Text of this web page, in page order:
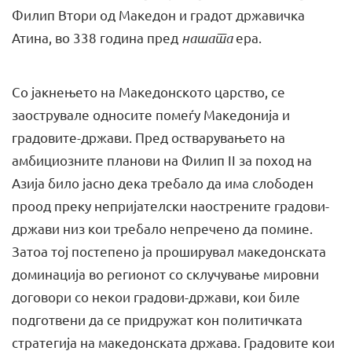
Филип Втори од Македон и градот државичка
Атина, во 338 година пред нашатаера.
Со јакнењето на Македонското царство, се
заострувале односите помеѓу Македонија и
градовите-држави. Пред остварувањето на
амбициозните планови на Филип II за поход на
Азија било јасно дека требало да има слободен
проод преку непријателски наострените градови-
држави низ кои требало непречено да помине.
Затоа тој постепено ја проширувал македонската
доминација во регионот со склучување мировни
договори со некои градови-држави, кои биле
подготвени да се придружат кон политичката
стратегија на македонската држава. Градовите кои